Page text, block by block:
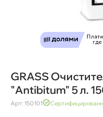
GRASS
"Antibitum" 5 л.
Арт: 150101